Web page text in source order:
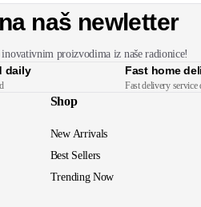
naš newletter
proizvodima iz naše radionice!
daily Fast home
Fast delivery service
Shop
New Arrivals
Best Sellers
Trending Now